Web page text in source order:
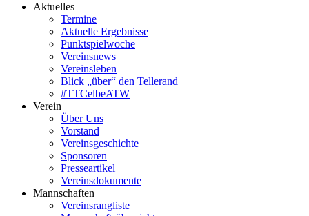
Aktuelles
Termine
Aktuelle Ergebnisse
Punktspielwoche
Vereinsnews
Vereinsleben
Blick „über“ den Tellerand
#TTCelbeATW
Verein
Über Uns
Vorstand
Vereinsgeschichte
Sponsoren
Presseartikel
Vereinsdokumente
Mannschaften
Vereinsrangliste